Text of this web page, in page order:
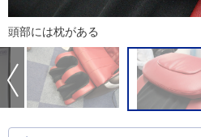
頭部には枕がある